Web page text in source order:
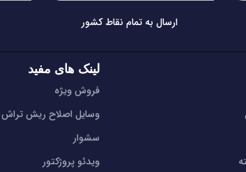
ارسال به تمام نقاط کشور
لینک های مفید
فروش ویژه
وسایل اصلاح ریش تراش
سشوار
ویدئو پروژکتور